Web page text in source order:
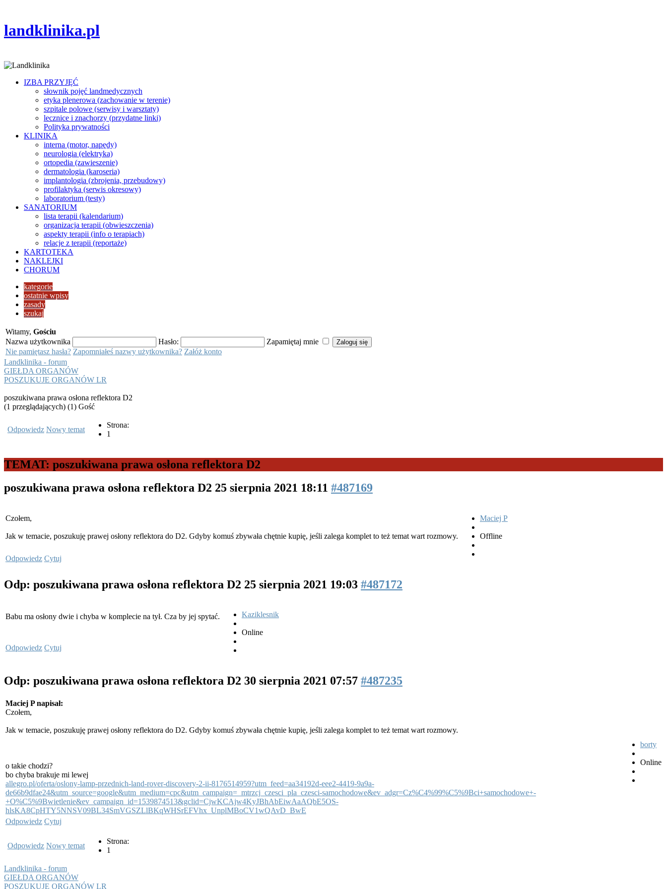
landklinika.pl
IZBA PRZYJĘĆ
słownik pojęć landmedycznych
etyka plenerowa (zachowanie w terenie)
szpitale polowe (serwisy i warsztaty)
lecznice i znachorzy (przydatne linki)
Polityka prywatności
KLINIKA
interna (motor, napędy)
neurologia (elektryka)
ortopedia (zawieszenie)
dermatologia (karoseria)
implantologia (zbrojenia, przebudowy)
profilaktyka (serwis okresowy)
laboratorium (testy)
SANATORIUM
lista terapii (kalendarium)
organizacja terapii (obwieszczenia)
aspekty terapii (info o terapiach)
relacje z terapii (reportaże)
KARTOTEKA
NAKLEJKI
CHORUM
kategorie
ostatnie wpisy
zasady
szukaj
Witamy, Gościu
Nazwa użytkownika
Hasło:
Zapamiętaj mnie
Nie pamiętasz hasła? Zapomniałeś nazwy użytkownika? Załóż konto
Landklinika - forum
GIEŁDA ORGANÓW
POSZUKUJE ORGANÓW LR
poszukiwana prawa osłona reflektora D2
(1 przeglądających) (1) Gość
Odpowiedz Nowy temat
Strona:
1
TEMAT: poszukiwana prawa osłona reflektora D2
poszukiwana prawa osłona reflektora D2 25 sierpnia 2021 18:11 #487169
Czołem,
Jak w temacie, poszukuję prawej osłony reflektora do D2. Gdyby komuś zbywała chętnie kupię, jeśli zalega komplet to też temat wart rozmowy.
Maciej P
Offline
Odpowiedz Cytuj
Odp: poszukiwana prawa osłona reflektora D2 25 sierpnia 2021 19:03 #487172
Babu ma osłony dwie i chyba w komplecie na tył. Cza by jej spytać. Kaziklesnik
Online
Odpowiedz Cytuj
Odp: poszukiwana prawa osłona reflektora D2 30 sierpnia 2021 07:57 #487235
Maciej P napisał:
Czołem,
Jak w temacie, poszukuję prawej osłony reflektora do D2. Gdyby komuś zbywała chętnie kupię, jeśli zalega komplet to też temat wart rozmowy.
o takie chodzi?
bo chyba brakuje mi lewej
allegro.pl/oferta/oslony-lamp-przednich-land-rover-discovery-2-ii-8176514959?utm_feed=aa34192d-eee2-4419-9a9a-
de66b9dfae24&utm_source=google&utm_medium=cpc&utm_campaign=_mtrzcj_czesci_pla_czesci-samochodowe&ev_adgr=Cz%C4%99%C5%9Bci+samochodowe+-
+O%C5%9Bwietlenie&ev_campaign_id=1539874513&gclid=CjwKCAjw4KyJBhAbEiwAaAQbE5OS-
hlsKA8CpHTY5NNSV09BL34SmVGSZLlBKqWHSrEFVhx_UnplMBoCV1wQAvD_BwE
borty
Online
Odpowiedz Cytuj
Odpowiedz Nowy temat
Strona:
1
Landklinika - forum
GIEŁDA ORGANÓW
POSZUKUJE ORGANÓW LR